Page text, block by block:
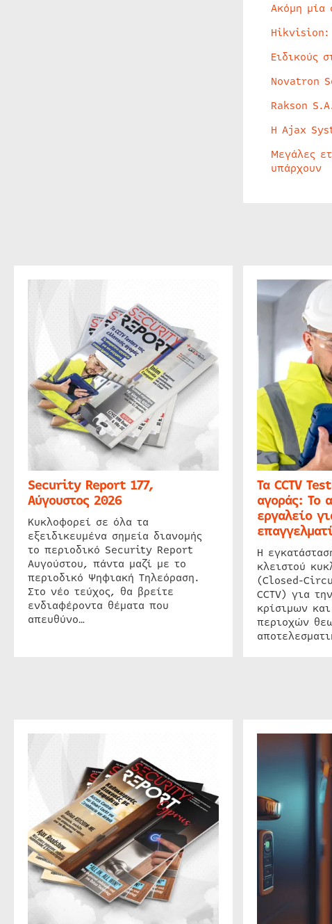
Ακόμη μία
Hikvision:
Ειδικούς
Novatron
Rakson
Η Ajax
Μεγάλες
υπάρχουν
Security Report 177,
Αύγουστος 2026
Κυκλοφορεί σε όλα τα
εξειδικευμένα σημεία διανομής
το περιοδικό Security Report
Αυγούστου, πάντα μαζί με το
περιοδικό Ψηφιακή Τηλεόραση.
Στο νέο τεύχος, θα βρείτε
ενδιαφέροντα θέματα που
απευθύνο…
Τα CCTV
αγοράς: Το
εργαλείο
Η
κλειστού
(Closed-
CCTV) για
κρίσιμων
περιοχών